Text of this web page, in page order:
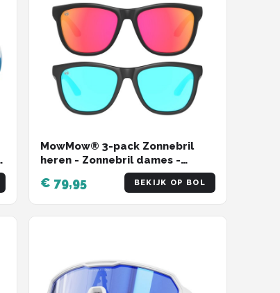
MowMow® 3-pack Zonnebril
heren - Zonnebril dames -
Gepolariseerd - X-CelLens -
ZEUS collectie
€ 79,95 BEKIJK OP BOL